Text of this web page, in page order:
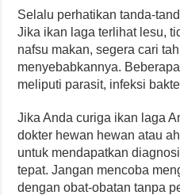
Selalu perhatikan tanda-
Jika ikan laga terlihat lesu,
nafsu makan, segera cari
menyebabkannya.
meliputi parasit, infeksi
Jika Anda curiga ikan laga
dokter hewan hewan atau
untuk mendapatkan
tepat. Jangan mencoba
dengan obat-obatan tanpa